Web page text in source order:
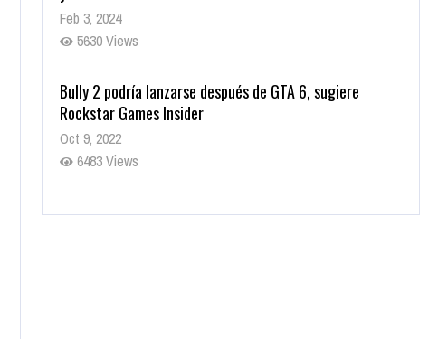
Feb 3, 2024
5630 Views
Bully 2 podría lanzarse después de GTA 6, sugiere
Rockstar Games Insider
Oct 9, 2022
6483 Views
Rumor: Se filtran los primeros detalles de Resident Evil